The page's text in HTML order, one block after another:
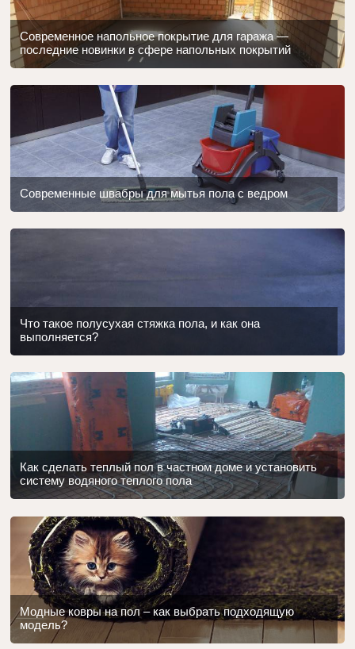
Современное напольное покрытие для гаража —
последние новинки в сфере напольных покрытий
Современные швабры для мытья пола с ведром
Что такое полусухая стяжка пола, и как она
выполняется?
Как сделать теплый пол в частном доме и установить
систему водяного теплого пола
Модные ковры на пол – как выбрать подходящую
модель?